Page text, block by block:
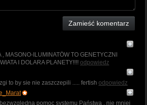
Zamieść komentarz
, MASONO-ILUMINATÖW TO GENETYCZNI
I DOLARA PLANETY!!!! odpowiedz
to by sie nie zaszczepili ..... fertish odpowiedz
pomoc systemu Państwa , nie mniej